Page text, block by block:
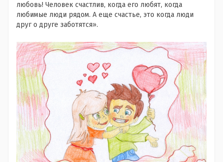
любовь! Человек счастлив, когда его любят, когда
любимые люди рядом. А еще счастье, это когда люди
друг о друге заботятся».